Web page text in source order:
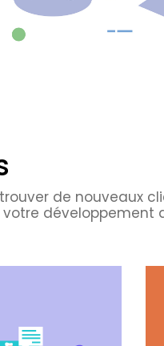
de nouveaux
développement